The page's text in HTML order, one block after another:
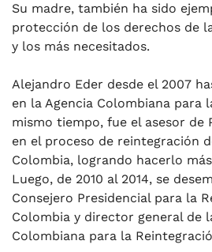
Su madre, también ha sido
protección de los derechos de
y los más necesitados.
Alejandro Eder desde el 2007
en la Agencia Colombiana para
mismo tiempo, fue el asesor de
en el proceso de reintegración
Colombia, logrando hacerlo
Luego, de 2010 al 2014, se
Consejero Presidencial para la
Colombia y director general de
Colombiana para la